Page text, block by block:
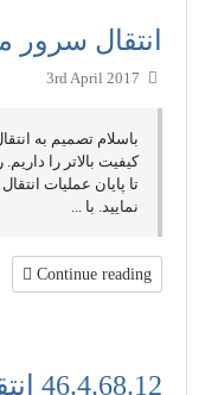
انتقال سرور
باسلام تصمیم به
کیفیت بالاتر را
تا پایان عملیات
نمایید. با ...
Continue reading
46.4.68.12 انتقال سرور میزبانی